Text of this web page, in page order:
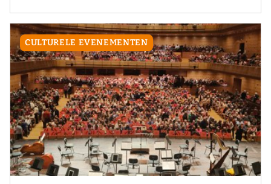
CULTURELE EVENEMENTEN